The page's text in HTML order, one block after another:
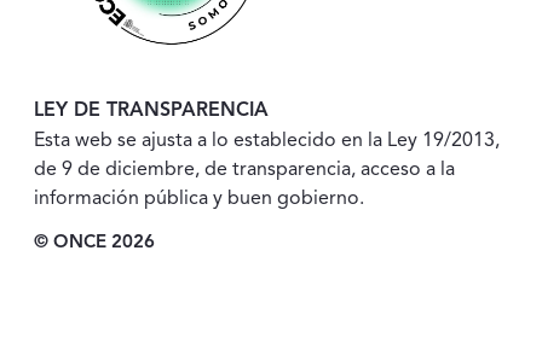
LEY DE TRANSPARENCIA
Esta web se ajusta a lo establecido en la Ley 19/2013,
de 9 de diciembre, de transparencia, acceso a la
información pública y buen gobierno.
© ONCE 2026